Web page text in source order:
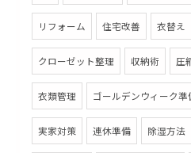
リフォーム 住宅改善 衣替え
クローゼット整理 収納術 圧
衣類管理 ゴールデンウィーク準
実家対策 連休準備 除湿方法